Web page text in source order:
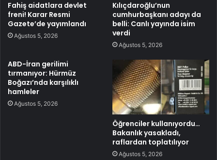
Fahiş aidatlara devlet
freni! Karar Resmi
Gazete’de yayımlandı
Ağustos 5, 2026
Kılıçdaroğlu’nun
cumhurbaşkanı adayı da
belli: Canlı yayında isim
verdi
Ağustos 5, 2026
ABD-İran gerilimi
tırmanıyor: Hürmüz
Boğazı’nda karşılıklı
hamleler
Ağustos 5, 2026
Öğrenciler kullanıyordu…
Bakanlık yasakladı,
raflardan toplatılıyor
Ağustos 5, 2026